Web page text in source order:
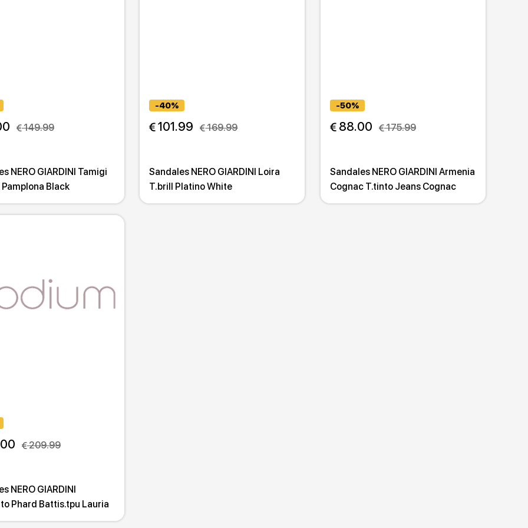
149.99
NERO GIARDINI Tamigi
Black
-40%
101.99 169.99
Sandales NERO GIARDINI Loira
T.brill Platino White
-50%
88.00 175.99
Sandales NERO GIARDINI Armenia
Cognac T.tinto Jeans Cognac
209.99
NERO GIARDINI
Phard Battis.tpu Lauria